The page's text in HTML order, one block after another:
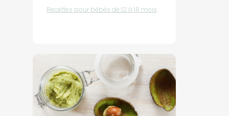
Recettes pour bébés de 12 à 18 mois